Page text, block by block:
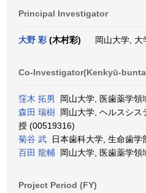
Principal Investigator
大野 彩 (木村彩) 岡山大学, 大
Co-Investigator(Kenkyū-
窪木 拓男
岡山大学, 医歯薬学
森田 瑞樹 岡山大学, ヘルスシス
授 (00519316)
菊谷 武 日本歯科大学, 生命歯
百田 龍輔 岡山大学, 医歯薬学
Project Period (FY)